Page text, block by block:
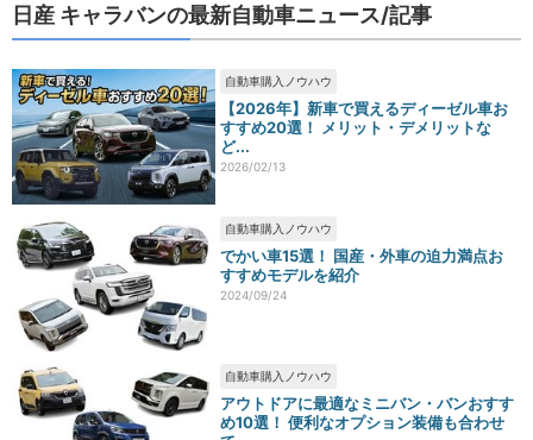
日産 キャラバンの最新自動車ニュース/記事
自動車購入ノウハウ
【2026年】新車で買えるディーゼル車お
すすめ20選！ メリット・デメリットな
ど...
2026/02/13
自動車購入ノウハウ
でかい車15選！ 国産・外車の迫力満点お
すすめモデルを紹介
2024/09/24
自動車購入ノウハウ
アウトドアに最適なミニバン・バンおすす
め10選！ 便利なオプション装備も合わせ